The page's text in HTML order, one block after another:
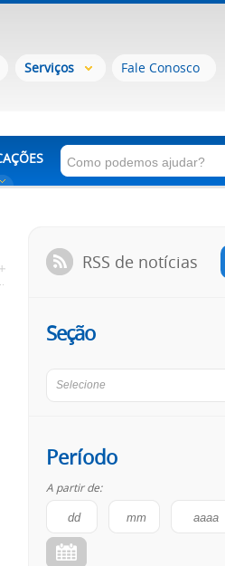
Serviços Fale Conosco
RSS de notícias
Seção
Selecione
Período
A partir de: